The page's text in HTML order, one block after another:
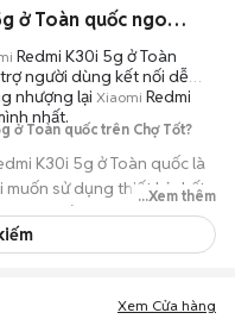
Điện thoại Xiaomi Redmi K30i 5g ở Toàn quốc ngoại hình đẹp
Redmi K30i 5g ở Toàn
người dùng kết nối dễ
nhượng lại Xiaomi Redmi
nhất.
ở Toàn quốc trên Chợ Tốt?
K30i 5g ở Toàn quốc là
sử dụng thiết bị chất
giá đắt đỏ của máy mới.
Redmi K30i 5g ở
màu sắc.
...Xem thêm
Xem Cửa hàng